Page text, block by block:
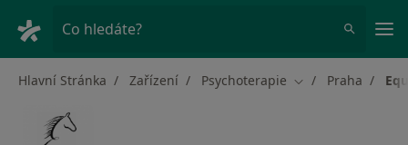
Co hledáte?
Hlavní Stránka Zařízení Psychoterapie Změna města
Praha